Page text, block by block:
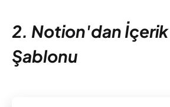
2. Notion'dan İçerik
Şablonu